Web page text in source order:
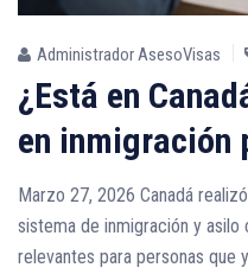
Administrador AsesoVisas
¿Está en
en inmigración
Marzo 27, 2026 Canadá
sistema de inmigración y asilo
relevantes para personas que